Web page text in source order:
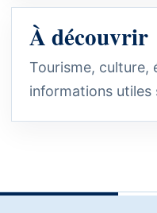
À découvrir
Tourisme, culture,
informations utiles